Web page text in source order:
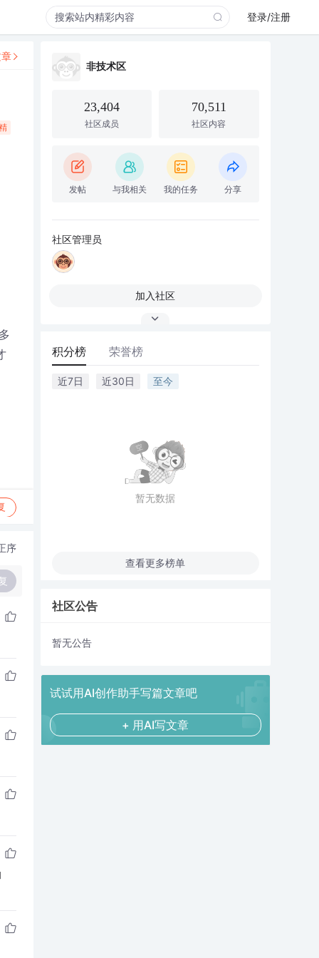
登录/注册
序
非技术区
23,404
社区成员
70,511
社区内容
发帖 与我相关 我的任务 分享
社区管理员
加入社区
积分榜 荣誉榜
近7日 近30日 至今
暂无数据
查看更多榜单
社区公告
暂无公告
试试用AI创作助手写篇文章吧
+ 用AI写文章